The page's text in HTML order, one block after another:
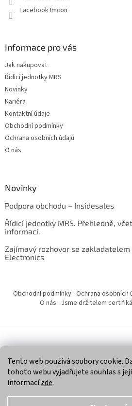
Tento web používá soubory cookie.
tohoto webu vyjadřujete souhlas s
informacízde.
Facebook Imcon
Informace pro vás
Jak nakupovat
Řídicí jednotky MRS
Novinky
Kariéra
Kontaktní údaje
Obchodní podmínky
Ochrana osobních údajů
O nás
Novinky
Podpora obchodu – Insidesales
Řídicí jednotky MRS. Přehledně,
informací.
Zajímavý rozhovor se
Electronics
Obchodní podmínky Ochrana osobních
O nás Jsme držitelem
Copyright 2026